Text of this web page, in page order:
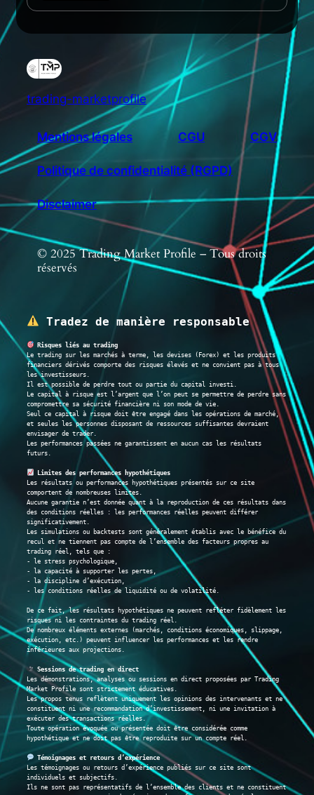
trading-marketprofile
Mentions légales CGU CGV
Politique de confidentialité (RGPD)
Disclaimer
© 2025 Trading Market Profile – Tous droits
réservés
Tradez de manière responsable
Risques liés au trading
Le trading sur les marchés à terme, les devises (Forex) et les produits
financiers dérivés comporte des risques élevés et ne convient pas à tous
les investisseurs.
Il est possible de perdre tout ou partie du capital investi.
Le capital à risque est l’argent que l’on peut se permettre de perdre sans
compromettre sa sécurité financière ni son mode de vie.
Seul ce capital à risque doit être engagé dans les opérations de marché,
et seules les personnes disposant de ressources suffisantes devraient
envisager de trader.
Les performances passées ne garantissent en aucun cas les résultats
futurs.
Limites des performances hypothétiques
Les résultats ou performances hypothétiques présentés sur ce site
comportent de nombreuses limites.
Aucune garantie n’est donnée quant à la reproduction de ces résultats dans
des conditions réelles : les performances réelles peuvent différer
significativement.
Les simulations ou backtests sont généralement établis avec le bénéfice du
recul et ne tiennent pas compte de l’ensemble des facteurs propres au
trading réel, tels que :
- le stress psychologique,
- la capacité à supporter les pertes,
- la discipline d’exécution,
- les conditions réelles de liquidité ou de volatilité.
De ce fait, les résultats hypothétiques ne peuvent refléter fidèlement les
risques ni les contraintes du trading réel.
De nombreux éléments externes (marchés, conditions économiques, slippage,
exécution, etc.) peuvent influencer les performances et les rendre
inférieures aux projections.
Sessions de trading en direct
Les démonstrations, analyses ou sessions en direct proposées par Trading
Market Profile sont strictement éducatives.
Les propos tenus reflètent uniquement les opinions des intervenants et ne
constituent ni une recommandation d’investissement, ni une invitation à
exécuter des transactions réelles.
Toute opération évoquée ou présentée doit être considérée comme
hypothétique et ne doit pas être reproduite sur un compte réel.
Témoignages et retours d’expérience
Les témoignages ou retours d’expérience publiés sur ce site sont
individuels et subjectifs.
Ils ne sont pas représentatifs de l’ensemble des clients et ne constituent